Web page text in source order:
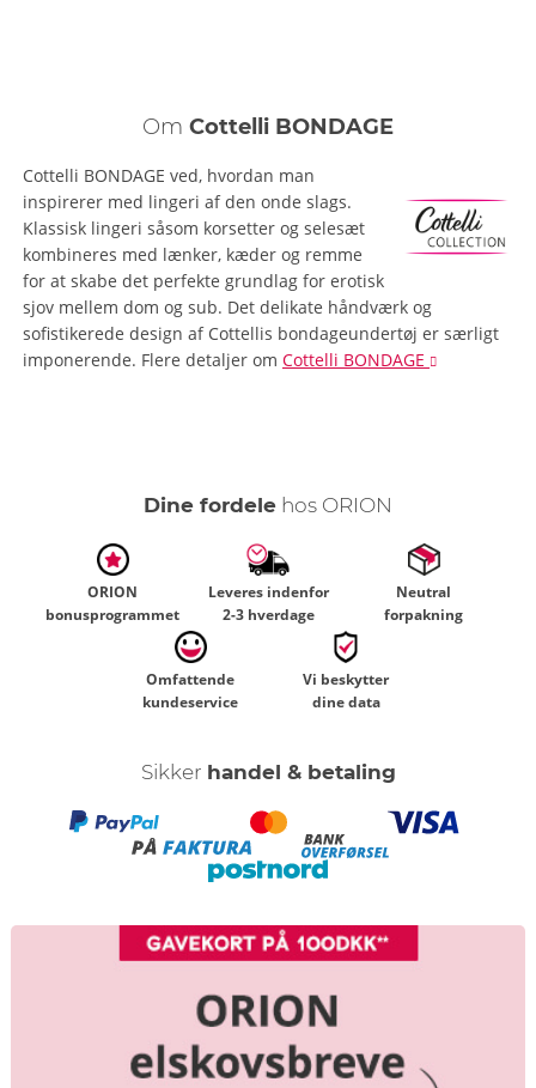
Om Cottelli BONDAGE
Cottelli BONDAGE ved, hvordan man
inspirerer med lingeri af den onde slags.
Klassisk lingeri såsom korsetter og selesæt
kombineres med lænker, kæder og remme
for at skabe det perfekte grundlag for erotisk
sjov mellem dom og sub. Det delikate håndværk og
sofistikerede design af Cottellis bondageundertøj er særligt
imponerende. Flere detaljer om Cottelli BONDAGE
Dine fordele hos ORION
ORION
bonusprogrammet
Leveres indenfor
2-3 hverdage
Neutral
forpakning
Omfattende
kundeservice
Vi beskytter
dine data
Sikker handel & betaling